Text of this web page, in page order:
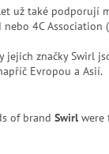
už také podporují
nebo 4C Association
jejich značky Swirl
Evropou a Asií.
of brand Swirl were